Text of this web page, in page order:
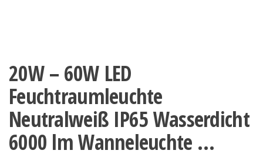
20W – 60W LED
Feuchtraumleuchte
Neutralweiß IP65 Wasserdicht
6000 lm Wanneleuchte …